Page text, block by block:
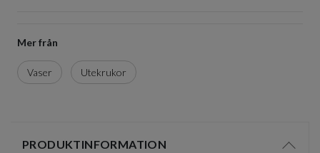
Mer från
Vaser Utekrukor
PRODUKTINFORMATION
Visa/